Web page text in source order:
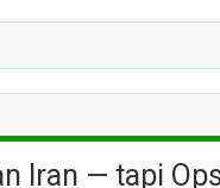
Iran — tapi